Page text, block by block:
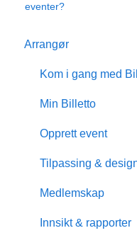
eventer?
Arrangør
Kom i gang med
Min Billetto
Opprett event
Tilpassing &
Medlemskap
Innsikt & rapporter